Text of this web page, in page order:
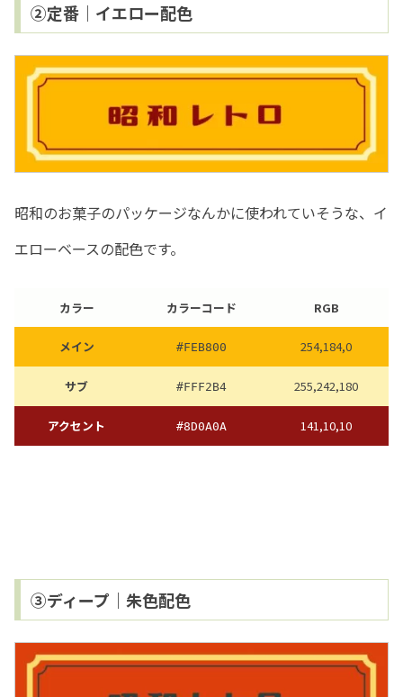
②定番｜イエロー配色
昭和のお菓子のパッケージなんかに使われていそうな、イ
エローベースの配色です。
カラー カラーコード RGB
メイン #FEB800 254,184,0
サブ #FFF2B4 255,242,180
アクセント #8D0A0A 141,10,10
③ディープ｜朱色配色